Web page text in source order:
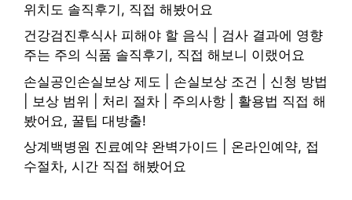
위치도 솔직후기, 직접 해봤어요
건강검진후식사 피해야 할 음식 | 검사 결과에 영향
주는 주의 식품 솔직후기, 직접 해보니 이랬어요
손실공인손실보상 제도 | 손실보상 조건 | 신청 방법
| 보상 범위 | 처리 절차 | 주의사항 | 활용법 직접 해
봤어요, 꿀팁 대방출!
상계백병원 진료예약 완벽가이드 | 온라인예약, 접
수절차, 시간 직접 해봤어요